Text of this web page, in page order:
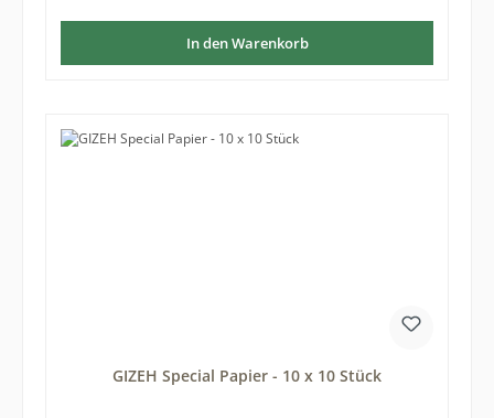
In den Warenkorb
GIZEH Special Papier - 10 x 10 Stück